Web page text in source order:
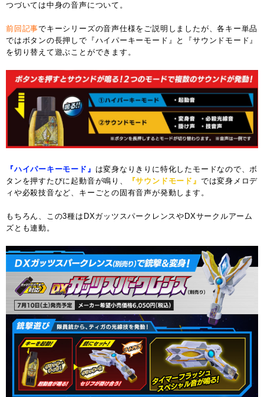
つづいては中身の音声について。
前回記事でキーシリーズの音声仕様をご説明しましたが、各キー単品
ではボタンの長押しで『ハイパーキーモード』と『サウンドモード』
を切り替えて遊ぶことができます。
『ハイパーキーモード』 は変身なりきりに特化したモードなので、ボ
タンを押すたびに起動音が鳴り、
『サウンドモード』 では変身メロデ
ィや必殺技音など、キーごとの固有音声が発動します。
もちろん、この3種はDXガッツスパークレンスやDXサークルアーム
ズとも連動。